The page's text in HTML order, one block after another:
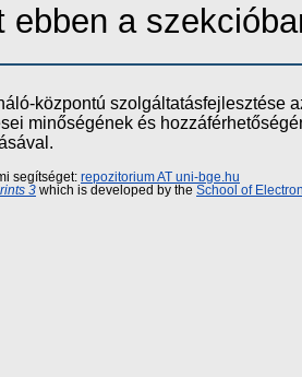
ebben a
központú szolgáltatásfejlesztése
minőségének és
segítséget: repozitorium AT uni-bge.hu
3 which is developed by the School of